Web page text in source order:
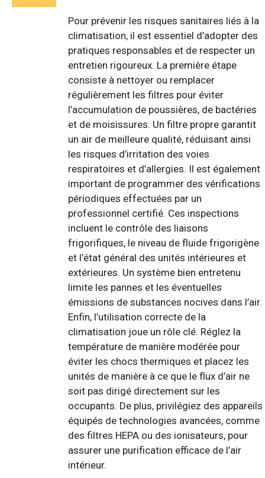
Pour prévenir les risques sanitaires liés à la
climatisation, il est essentiel d’adopter des
pratiques responsables et de respecter un
entretien rigoureux. La première étape
consiste à nettoyer ou remplacer
régulièrement les filtres pour éviter
l’accumulation de poussières, de bactéries
et de moisissures. Un filtre propre garantit
un air de meilleure qualité, réduisant ainsi
les risques d’irritation des voies
respiratoires et d’allergies. Il est également
important de programmer des vérifications
périodiques effectuées par un
professionnel certifié. Ces inspections
incluent le contrôle des liaisons
frigorifiques, le niveau de fluide frigorigène
et l’état général des unités intérieures et
extérieures. Un système bien entretenu
limite les pannes et les éventuelles
émissions de substances nocives dans l’air.
Enfin, l’utilisation correcte de la
climatisation joue un rôle clé. Réglez la
température de manière modérée pour
éviter les chocs thermiques et placez les
unités de manière à ce que le flux d’air ne
soit pas dirigé directement sur les
occupants. De plus, privilégiez des appareils
équipés de technologies avancées, comme
des filtres HEPA ou des ionisateurs, pour
assurer une purification efficace de l’air
intérieur.